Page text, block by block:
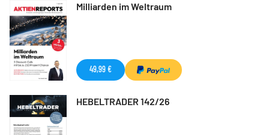
Milliarden im Weltraum
49,99 €
HEBELTRADER 142/26